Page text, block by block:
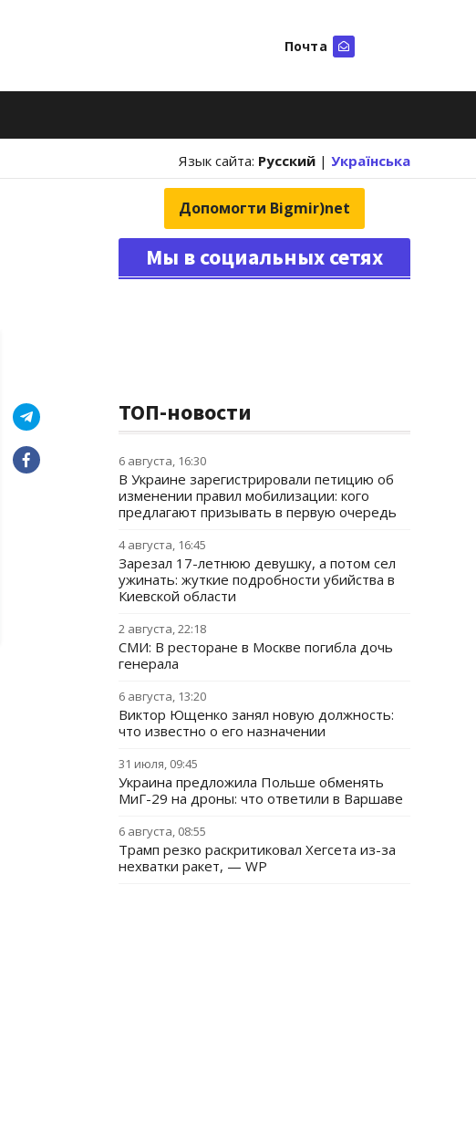
Почта
Язык сайта: Русский | Українська
Допомогти Bigmir)net
Мы в социальных сетях
ТОП-новости
6 августа, 16:30
В Украине зарегистрировали петицию об
изменении правил мобилизации: кого
предлагают призывать в первую очередь
4 августа, 16:45
Зарезал 17-летнюю девушку, а потом сел
ужинать: жуткие подробности убийства в
Киевской области
2 августа, 22:18
СМИ: В ресторане в Москве погибла дочь
генерала
6 августа, 13:20
Виктор Ющенко занял новую должность:
что известно о его назначении
31 июля, 09:45
Украина предложила Польше обменять
МиГ-29 на дроны: что ответили в Варшаве
6 августа, 08:55
Трамп резко раскритиковал Хегсета из-за
нехватки ракет, — WP